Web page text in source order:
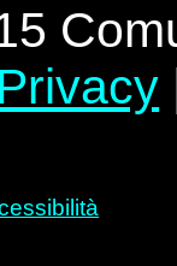
Privacy